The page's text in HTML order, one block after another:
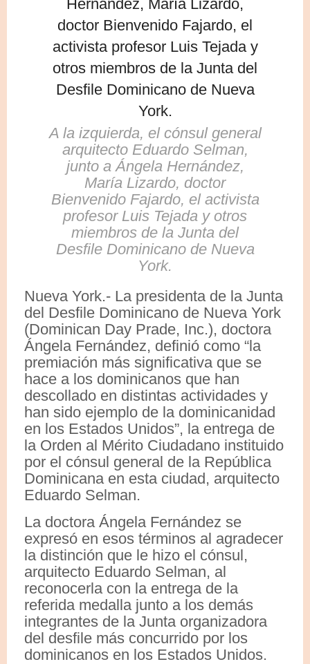
A la izquierda, el cónsul general
arquitecto Eduardo Selman,
junto a Ángela Hernández,
María Lizardo, doctor
Bienvenido Fajardo, el activista
profesor Luis Tejada y otros
miembros de la Junta del
Desfile Dominicano de Nueva
York.
Nueva York.- La presidenta de la Junta
del Desfile Dominicano de Nueva York
(Dominican Day Prade, Inc.), doctora
Ángela Fernández, definió como “la
premiación más significativa que se
hace a los dominicanos que han
descollado en distintas actividades y
han sido ejemplo de la dominicanidad
en los Estados Unidos”, la entrega de
la Orden al Mérito Ciudadano instituido
por el cónsul general de la República
Dominicana en esta ciudad, arquitecto
Eduardo Selman.
La doctora Ángela Fernández se
expresó en esos términos al agradecer
la distinción que le hizo el cónsul,
arquitecto Eduardo Selman, al
reconocerla con la entrega de la
referida medalla junto a los demás
integrantes de la Junta organizadora
del desfile más concurrido por los
dominicanos en los Estados Unidos.